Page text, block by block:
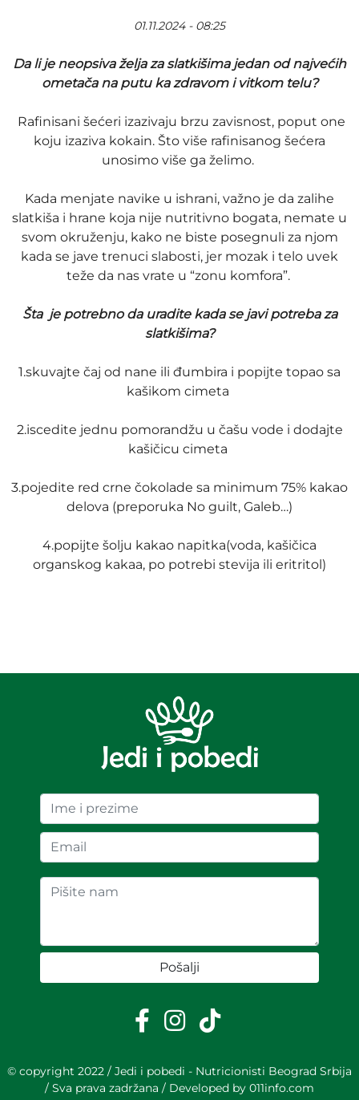
01.11.2024 - 08:25
Da li je neopsiva želja za slatkišima jedan od najvećih
ometača na putu ka zdravom i vitkom telu?
Rafinisani šećeri izazivaju brzu zavisnost, poput one
koju izaziva kokain. Što više rafinisanog šećera
unosimo više ga želimo.
Kada menjate navike u ishrani, važno je da zalihe
slatkiša i hrane koja nije nutritivno bogata, nemate u
svom okruženju, kako ne biste posegnuli za njom
kada se jave trenuci slabosti, jer mozak i telo uvek
teže da nas vrate u “zonu komfora”.
Šta je potrebno da uradite kada se javi potreba za
slatkišima?
1.skuvajte čaj od nane ili đumbira i popijte topao sa
kašikom cimeta
2.iscedite jednu pomorandžu u čašu vode i dodajte
kašičicu cimeta
3.pojedite red crne čokolade sa minimum 75% kakao
delova (preporuka No guilt, Galeb…)
4.popijte šolju kakao napitka(voda, kašičica
organskog kakaa, po potrebi stevija ili eritritol)
Pošalji
© copyright 2022 / Jedi i pobedi - Nutricionisti Beograd Srbija
/ Sva prava zadržana / Developed by 011info.com